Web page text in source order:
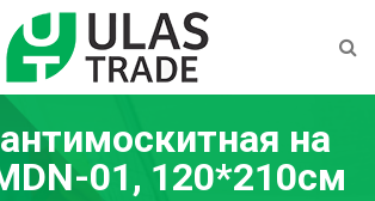
на
01, 120*210см